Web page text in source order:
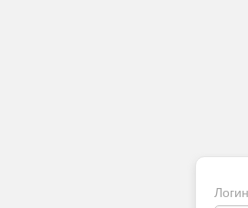
Логин